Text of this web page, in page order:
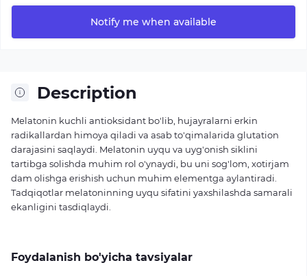
Notify me when available
Description
Melatonin kuchli antioksidant bo'lib, hujayralarni erkin
radikallardan himoya qiladi va asab to'qimalarida glutation
darajasini saqlaydi. Melatonin uyqu va uyg'onish siklini
tartibga solishda muhim rol o'ynaydi, bu uni sog'lom, xotirjam
dam olishga erishish uchun muhim elementga aylantiradi.
Tadqiqotlar melatoninning uyqu sifatini yaxshilashda samarali
ekanligini tasdiqlaydi.
Foydalanish bo'yicha tavsiyalar